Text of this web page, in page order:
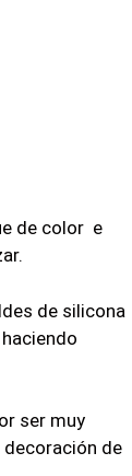
de color e
de silicona
ser muy
de